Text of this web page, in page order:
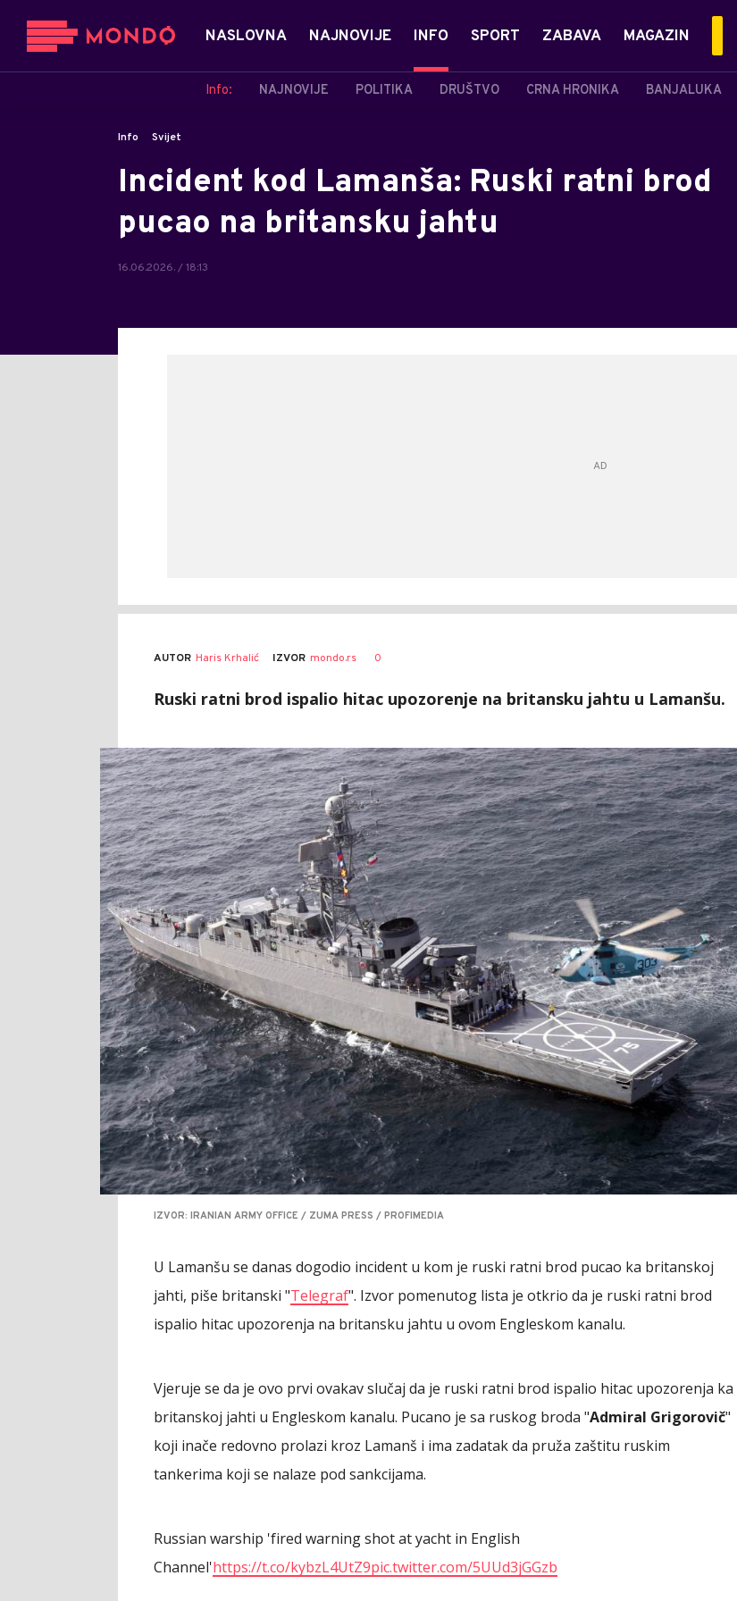
NASLOVNA NAJNOVIJE INFO
Info: NAJNOVIJE POLITIKA DRUŠTVO CRNA HRONIKA BANJALUKA
SPORT ZABAVA MAGAZIN
Info Svijet
Incident kod Lamanša: Ruski ratni brod
pucao na britansku jahtu
16.06.2026. / 18:13
AUTOR Haris Krhalić IZVOR mondo.rs 0
Ruski ratni brod ispalio hitac upozorenje na britansku jahtu u Lamanšu.
IZVOR: IRANIAN ARMY OFFICE / ZUMA PRESS / PROFIMEDIA
U Lamanšu se danas dogodio incident u kom je ruski ratni brod pucao ka britanskoj
jahti, piše britanski "Telegraf". Izvor pomenutog lista je otkrio da je ruski ratni brod
ispalio hitac upozorenja na britansku jahtu u ovom Engleskom kanalu.
Vjeruje se da je ovo prvi ovakav slučaj da je ruski ratni brod ispalio hitac upozorenja ka
britanskoj jahti u Engleskom kanalu. Pucano je sa ruskog broda "Admiral Grigorovič"
koji inače redovno prolazi kroz Lamanš i ima zadatak da pruža zaštitu ruskim
tankerima koji se nalaze pod sankcijama.
Russian warship 'fired warning shot at yacht in English
Channel'https://t.co/kybzL4UtZ9pic.twitter.com/5UUd3jGGzb